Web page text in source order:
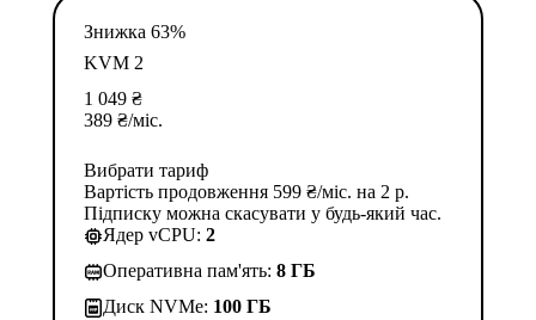
Знижка 63%
KVM 2
1 049 ₴
389 ₴/міс.
Вибрати тариф
Вартість продовження 599 ₴/міс. на 2 р.
Підписку можна скасувати у будь-який час.
Ядер vCPU: 2
Оперативна пам'ять: 8 ГБ
Диск NVMe: 100 ГБ